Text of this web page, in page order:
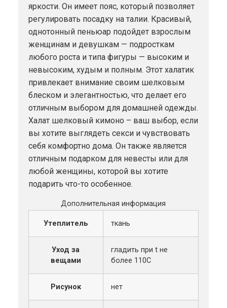
яркости. Он имеет пояс, который позволяет
регулировать посадку на талии. Красивый,
однотонный пеньюар подойдет взрослым
женщинам и девушкам — подросткам
любого роста и типа фигуры — высоким и
невысоким, худым и полным. Этот халатик
привлекает внимание своим шелковым
блеском и элегантностью, что делает его
отличным выбором для домашней одежды.
Халат шелковый кимоно – ваш выбор, если
вы хотите выглядеть секси и чувствовать
себя комфортно дома. Он также является
отличным подарком для невесты или для
любой женщины, которой вы хотите
подарить что-то особенное.
Дополнительная информация
Утеплитель ткань
Уход за
вещами
гладить при t не
более 110С
Рисунок нет